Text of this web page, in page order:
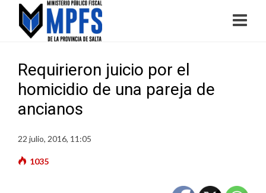
Requirieron juicio por el
homicidio de una pareja de
ancianos
22 julio, 2016, 11:05
1035